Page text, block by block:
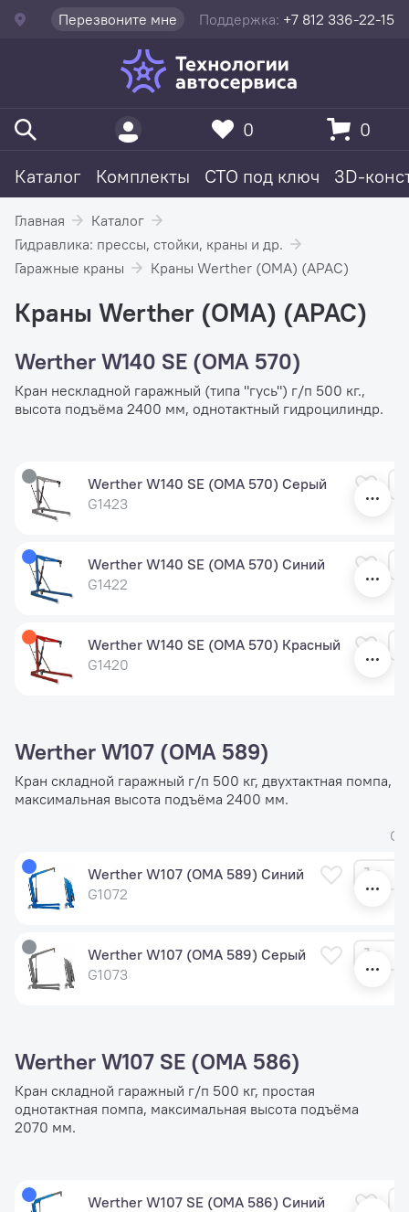
Перезвоните мне Поддержка: +7 812 336-22-15
Каталог Комплекты СТО под ключ 3D-
0 0
Главная
Каталог
Гидравлика: прессы, стойки, краны и др.
Гаражные краны
Краны Werther (OMA) (APAC)
Краны Werther (OMA) (APAC)
Werther W140 SE (OMA 570)
Кран нескладной гаражный (типа "гусь") г/п 500 кг.,
высота подъёма 2400 мм, однотактный гидроцилиндр.
Werther W140 SE (OMA 570) Серый
G1423
Werther W140 SE (OMA 570) Синий
G1422
Werther W140 SE (OMA 570) Красный
G1420
Werther W107 (OMA 589)
Кран складной гаражный г/п 500 кг, двухтактная помпа,
максимальная высота подъёма 2400 мм.
Werther W107 (OMA 589) Синий
G1072
Werther W107 (OMA 589) Серый
G1073
Werther W107 SE (OMA 586)
Кран складной гаражный г/п 500 кг, простая
однотактная помпа, максимальная высота подъёма
2070 мм.
Werther W107 SE (OMA 586) Синий